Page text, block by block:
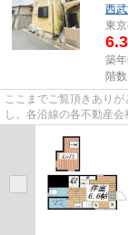
西
東
6.3
築
階
ここまでご覧頂きあり
し、各沿線の各不動産